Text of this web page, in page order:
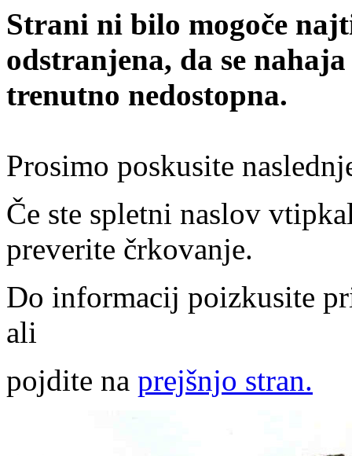
Strani ni bilo mogoče
odstranjena, da se
trenutno nedostopna.
Prosimo poskusite
Če ste spletni naslov
preverite črkovanje.
Do informacij poizkusite
ali
pojdite na prejšnjo stran.